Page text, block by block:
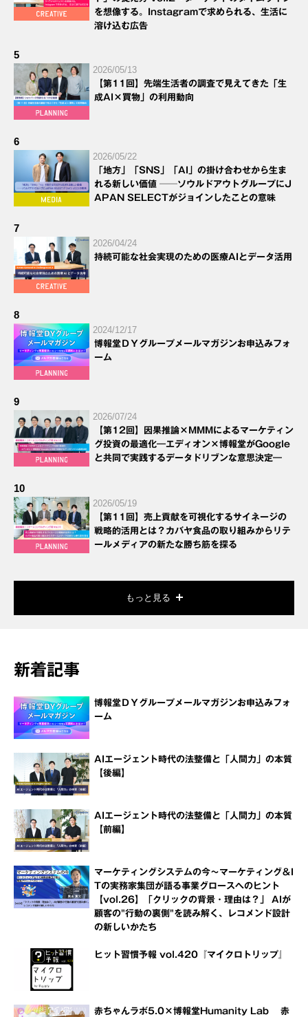
を想像する。Instagramで求められる、生活に
溶け込む広告
5
2026/05/13
【第11回】先端生活者の調査で見えてきた「生
成AI×買物」の利用動向
6
2026/05/22
「地方」「SNS」「AI」の掛け合わせから生ま
れる新しい価値 ──ソウルドアウトグループにJ
APAN SELECTがジョインしたことの意味
7
2026/04/24
持続可能な社会実現のための医療AIとデータ活用
8
2024/12/17
博報堂ＤＹグループメールマガジンお申込みフォ
ーム
9
2026/07/24
【第12回】因果推論×MMMによるマーケティン
グ投資の最適化―エディオン×博報堂がGoogle
と共同で実践するデータドリブンな意思決定―
10
2026/05/19
【第11回】売上貢献を可視化するサイネージの
戦略的活用とは？カバヤ食品の取り組みからリテ
ールメディアの新たな勝ち筋を探る
もっと見る
新着記事
博報堂ＤＹグループメールマガジンお申込みフォ
ーム
AIエージェント時代の法整備と「人間力」の本質
【後編】
AIエージェント時代の法整備と「人間力」の本質
【前編】
マーケティングシステムの今～マーケティング＆I
Tの実務家集団が語る事業グロースへのヒント
【vol.26】「クリックの背景・理由は？」 AIが
顧客の"行動の裏側"を読み解く、レコメンド設計
の新しいかたち
ヒット習慣予報 vol.420『マイクロトリップ』
赤ちゃんラボ5.0×博報堂Humanity Lab 赤